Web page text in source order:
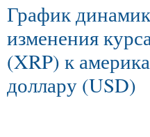
График
изменения
(XRP) к
доллару (USD)